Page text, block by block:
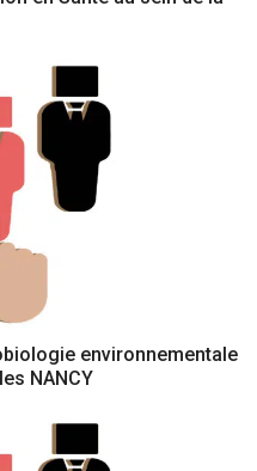
environnementale
NANCY